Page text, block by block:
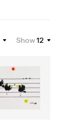
Show12